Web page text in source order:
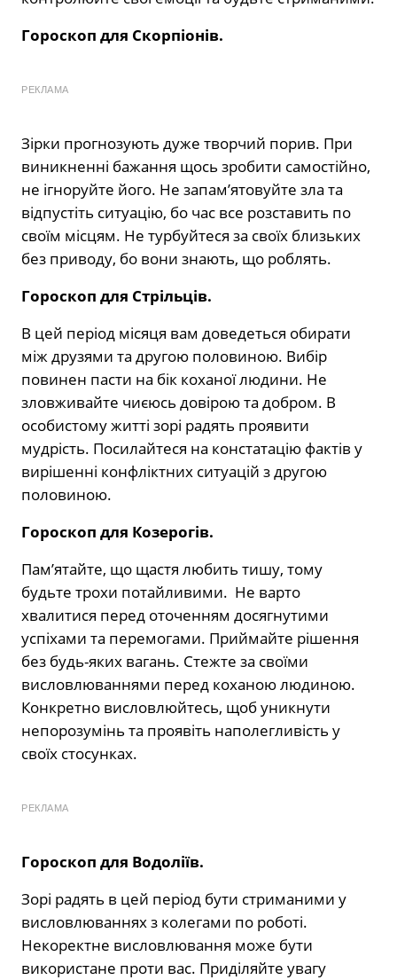
Гороскоп для Скорпіонів.
РЕКЛАМА
Зірки прогнозують дуже творчий порив. При
виникненні бажання щось зробити самостійно,
не ігноруйте його. Не запам’ятовуйте зла та
відпустіть ситуацію, бо час все розставить по
своїм місцям. Не турбуйтеся за своїх близьких
без приводу, бо вони знають, що роблять.
Гороскоп для Стрільців.
В цей період місяця вам доведеться обирати
між друзями та другою половиною. Вибір
повинен пасти на бік коханої людини. Не
зловживайте чиєюсь довірою та добром. В
особистому житті зорі радять проявити
мудрість. Посилайтеся на констатацію фактів у
вирішенні конфліктних ситуацій з другою
половиною.
Гороскоп для Козерогів.
Пам’ятайте, що щастя любить тишу, тому
будьте трохи потайливими. Не варто
хвалитися перед оточенням досягнутими
успіхами та перемогами. Приймайте рішення
без будь-яких вагань. Стежте за своїми
висловлюваннями перед коханою людиною.
Конкретно висловлюйтесь, щоб уникнути
непорозумінь та проявіть наполегливість у
своїх стосунках.
РЕКЛАМА
Гороскоп для Водоліїв.
Зорі радять в цей період бути стриманими у
висловлюваннях з колегами по роботі.
Некоректне висловлювання може бути
використане проти вас. Приділяйте увагу